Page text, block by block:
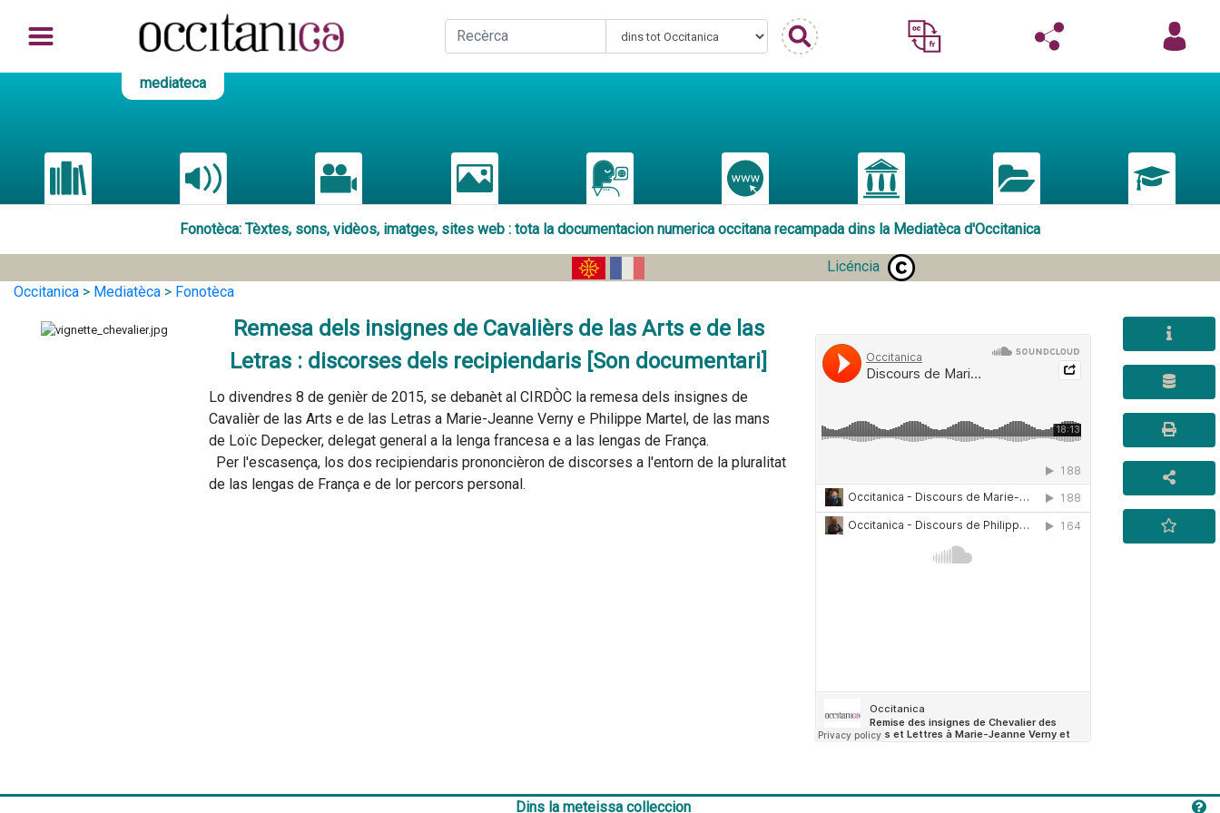
mediateca
Fonotèca: Tèxtes, sons, vidèos, imatges, sites web : tota la documentacion numerica occitana recampada dins la Mediatèca d'Occitanica
Licéncia
Occitanica > Mediatèca > Fonotèca
Remesa dels insignes de Cavalièrs de las Arts e de las
Letras : discorses dels recipiendaris [Son documentari]
Lo divendres 8 de genièr de 2015, se debanèt al CIRDÒC la remesa dels insignes de
Cavalièr de las Arts e de las Letras a Marie-Jeanne Verny e Philippe Martel, de las mans
de Loïc Depecker, delegat general a la lenga francesa e a las lengas de França.
de las lengas de França e de lor percors personal.
Dins la meteissa colleccion